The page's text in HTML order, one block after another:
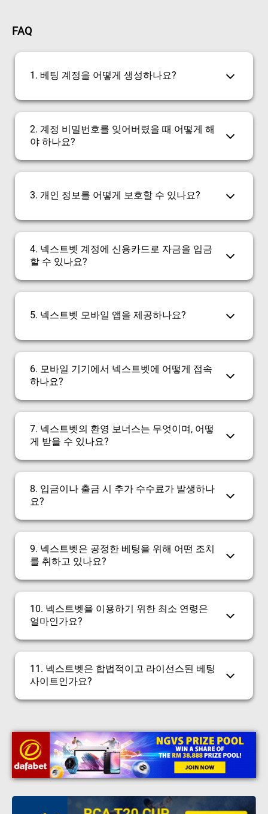
FAQ
1. 베팅 계정을 어떻게 생성하나요?
2. 계정 비밀번호를 잊어버렸을 때 어떻게 해
야 하나요?
3. 개인 정보를 어떻게 보호할 수 있나요?
4. 넥스트벳 계정에 신용카드로 자금을 입금
할 수 있나요?
5. 넥스트벳 모바일 앱을 제공하나요?
6. 모바일 기기에서 넥스트벳에 어떻게 접속
하나요?
7. 넥스트벳의 환영 보너스는 무엇이며, 어떻
게 받을 수 있나요?
8. 입금이나 출금 시 추가 수수료가 발생하나
요?
9. 넥스트벳은 공정한 베팅을 위해 어떤 조치
를 취하고 있나요?
10. 넥스트벳을 이용하기 위한 최소 연령은
얼마인가요?
11. 넥스트벳은 합법적이고 라이선스된 베팅
사이트인가요?